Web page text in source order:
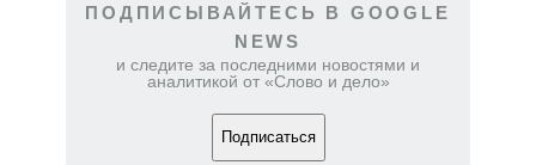
ПОДПИСЫВАЙТЕСЬ В GOOGLE
NEWS
и следите за последними новостями и
аналитикой от «Слово и дело»
Подписаться